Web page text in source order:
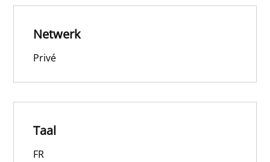
Netwerk
Privé
Taal
FR